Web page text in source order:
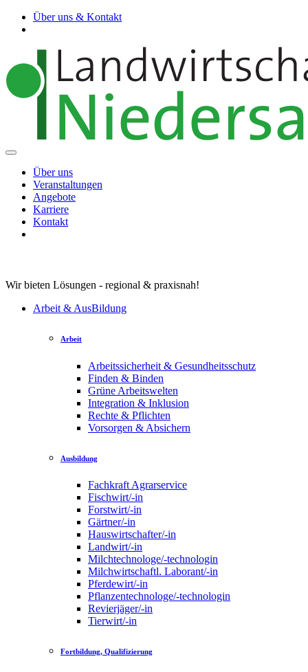
Über uns & Kontakt
Über uns
Veranstaltungen
Angebote
Karriere
Kontakt
Wir bieten Lösungen - regional & praxisnah!
Arbeit & AusBildung
Arbeit
Arbeitssicherheit & Gesundheitsschutz
Finden & Binden
Grüne Arbeitswelten
Integration & Inklusion
Rechte & Pflichten
Vorsorgen & Absichern
Ausbildung
Fachkraft Agrarservice
Fischwirt/-in
Forstwirt/-in
Gärtner/-in
Hauswirtschafter/-in
Landwirt/-in
Milchtechnologe/-technologin
Milchwirtschaftl. Laborant/-in
Pferdewirt/-in
Pflanzentechnologe/-technologin
Revierjäger/-in
Tierwirt/-in
Fortbildung, Qualifizierung